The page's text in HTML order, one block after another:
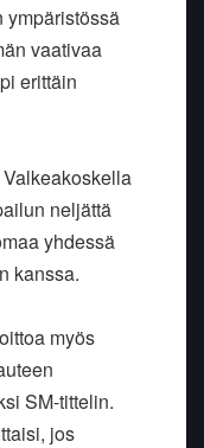
ympäristössä
vaativaa
erittäin
neljättä
yhdessä
kanssa.
myös
SM-tittelin.
jos